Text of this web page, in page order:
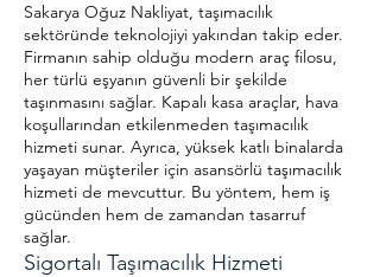
Sakarya Oğuz Nakliyat, taşımacılık
sektöründe teknolojiyi yakından takip eder.
Firmanın sahip olduğu modern araç filosu,
her türlü eşyanın güvenli bir şekilde
taşınmasını sağlar. Kapalı kasa araçlar, hava
koşullarından etkilenmeden taşımacılık
hizmeti sunar. Ayrıca, yüksek katlı binalarda
yaşayan müşteriler için asansörlü taşımacılık
hizmeti de mevcuttur. Bu yöntem, hem iş
gücünden hem de zamandan tasarruf
sağlar.
Sigortalı Taşımacılık Hizmeti